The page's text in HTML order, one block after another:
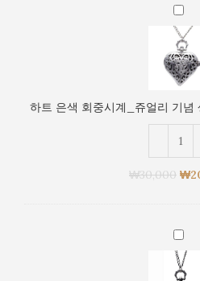
념
생
일
선
물
기
품
여
행
하
트
은
색
회
시
쥬
념
생
일
하트 은색 회중시계_쥬얼리 기념
₩30,000 ₩
하
트
검